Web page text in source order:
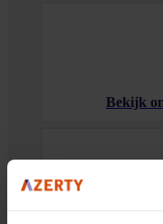
Bekijk